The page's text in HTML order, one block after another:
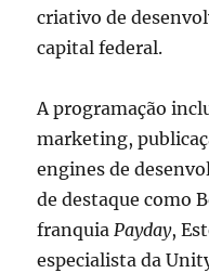
criativo de
capital federal.
A programação
marketing,
engines de
de destaque como
franquiaPayday,
especialista da